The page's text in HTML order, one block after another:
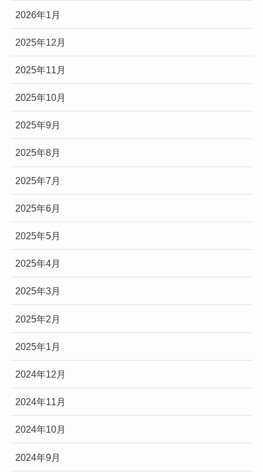
2026年1月
2025年12月
2025年11月
2025年10月
2025年9月
2025年8月
2025年7月
2025年6月
2025年5月
2025年4月
2025年3月
2025年2月
2025年1月
2024年12月
2024年11月
2024年10月
2024年9月